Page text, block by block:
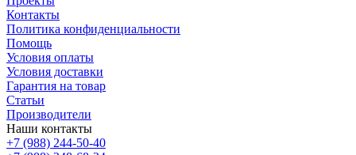
Контакты
Политика конфиденциальности
Помощь
Условия оплаты
Условия доставки
Гарантия на товар
Статьи
Производители
Наши контакты
+7 (988) 244-50-40